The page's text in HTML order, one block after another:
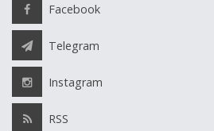
Facebook
Telegram
Instagram
RSS